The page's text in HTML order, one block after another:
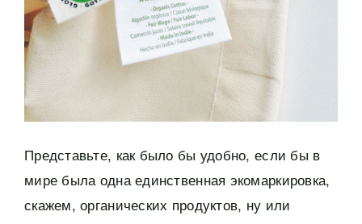
Представьте, как было бы удобно, если бы в
мире была одна единственная экомаркировка,
скажем, органических продуктов, ну или